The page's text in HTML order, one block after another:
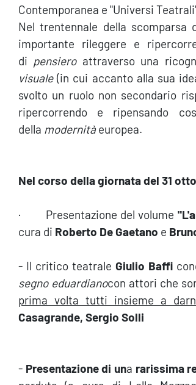
Contemporanea e "Universi
Nel trentennale della scomparsa
importante rileggere e
di pensieroattraverso una
visuale(in cui accanto alla sua
svolto un ruolo non secondario
ripercorrendo e ripensando
della modernitàeuropea.
Nel corso della giornata del 31
· Presentazione del volume
cura di Roberto De Gaetano e
- Il critico teatrale Giulio Baffi
segno eduardianocon attori che
prima volta tutti insieme a
Casagrande, Sergio Solli
- Presentazione di una rarissima